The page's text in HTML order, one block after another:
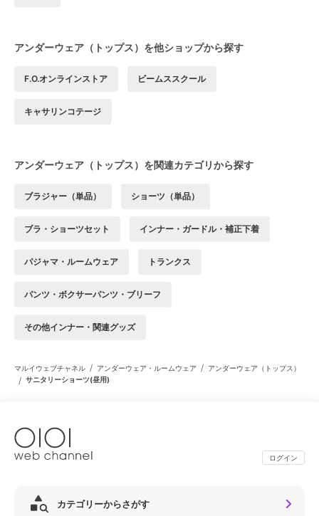
アンダーウェア（トップス）を他ショップから探す
F.O.オンラインストア ビームススクール
キャサリンコテージ
アンダーウェア（トップス）を関連カテゴリから探す
ブラジャー（単品） ショーツ（単品）
ブラ・ショーツセット インナー・ガードル・補正下着
パジャマ・ルームウェア トランクス
パンツ・ボクサーパンツ・ブリーフ
その他インナー・関連グッズ
マルイウェブチャネル / アンダーウェア・ルームウェア / アンダーウェア（トップス）
/ サニタリーショーツ(昼用)
ログイン
カテゴリーからさがす